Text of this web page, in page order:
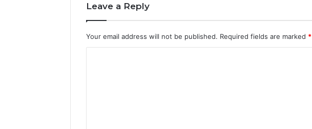
Leave a Reply
Your email address will not be published. Required fields are marked *